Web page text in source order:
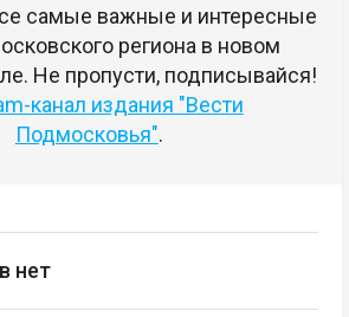
самые важные и интересные
региона в новом
Не пропусти, подписывайся!
канал издания "Вести
Подмосковья".
нет